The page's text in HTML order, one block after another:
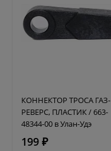
КОННЕКТОР ТРОСА ГАЗ-
РЕВЕРС, ПЛАСТИК / 663-
48344-00 в Улан-Удэ
199 ₽